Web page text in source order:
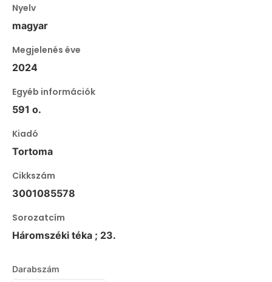
Nyelv
magyar
Megjelenés éve
2024
Egyéb információk
591 o.
Kiadó
Tortoma
Cikkszám
3001085578
Sorozatcím
Háromszéki téka ; 23.
Darabszám